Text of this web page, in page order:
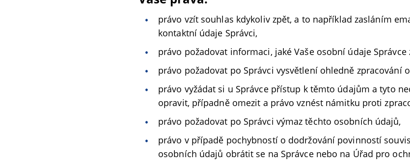
právo vzít souhlas kdykoliv zpět, a to například zasláním
kontaktní údaje Správci,
právo požadovat informaci, jaké Vaše osobní údaje Správce
právo požadovat po Správci vysvětlení ohledně zpracování
právo vyžádat si u Správce přístup k těmto údajům a tyto
opravit, případně omezit a právo vznést námitku proti
právo požadovat po Správci výmaz těchto osobních údajů,
právo v případě pochybností o dodržování povinností
osobních údajů obrátit se na Správce nebo na Úřad pro